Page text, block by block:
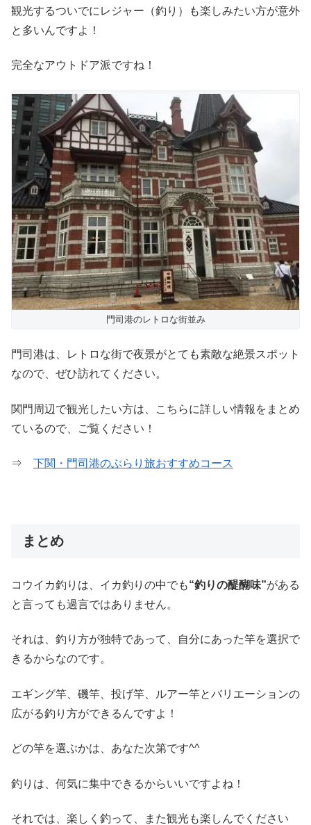
観光するついでにレジャー（釣り）も楽しみたい方が意外
と多いんですよ！
完全なアウトドア派ですね！
門司港のレトロな街並み
門司港は、レトロな街で夜景がとても素敵な絶景スポット
なので、ぜひ訪れてください。
関門周辺で観光したい方は、こちらに詳しい情報をまとめ
ているので、ご覧ください！
⇒ 下関・門司港のぶらり旅おすすめコース
まとめ
コウイカ釣りは、イカ釣りの中でも“釣りの醍醐味”がある
と言っても過言ではありません。
それは、釣り方が独特であって、自分にあった竿を選択で
きるからなのです。
エギング竿、磯竿、投げ竿、ルアー竿とバリエーションの
広がる釣り方ができるんですよ！
どの竿を選ぶかは、あなた次第です^^
釣りは、何気に集中できるからいいですよね！
それでは、楽しく釣って、また観光も楽しんでください